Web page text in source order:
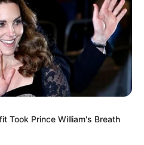
Took Prince William's Breath